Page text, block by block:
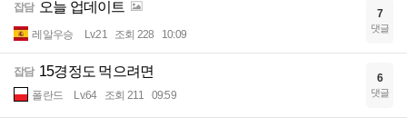
잡담 오늘 업데이트
레알우승 Lv.21 조회 228 10:09
7
댓글
잡담 15경정도 먹으려면
폴란드 Lv.64 조회 211 09:59
6
댓글